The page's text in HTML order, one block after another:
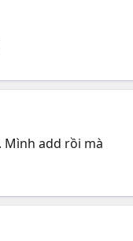
Mình add rồi mà